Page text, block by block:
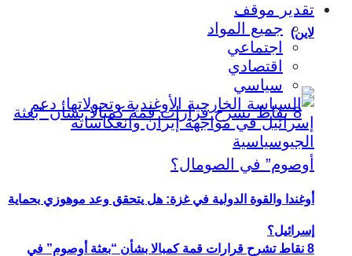
لاين)
8 نقاط تشرح قرارات قمة كمبالا بشأن “بعثة أوصوم” في
تقدير موقف
جميع المواد
اجتماعي
اقتصادي
سياسي
أوغندا والقوة الدولية في غزة: هل يتحقق وعد موهوزي بحماية
إسرائيل؟